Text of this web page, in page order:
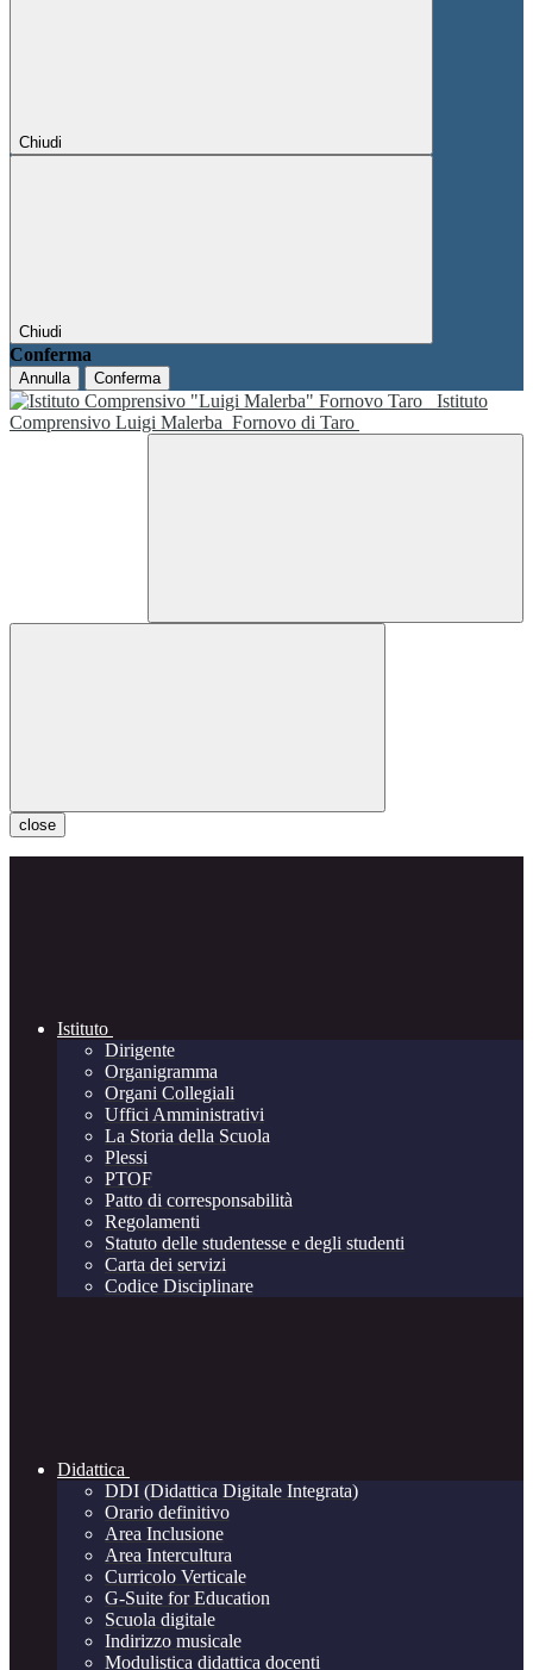
Chiudi
Chiudi
Conferma
Annulla Conferma
Istituto
Comprensivo Luigi Malerba Fornovo di Taro
close
Istituto
Dirigente
Organigramma
Organi Collegiali
Uffici Amministrativi
La Storia della Scuola
Plessi
PTOF
Patto di corresponsabilità
Regolamenti
Statuto delle studentesse e degli studenti
Carta dei servizi
Codice Disciplinare
Didattica
DDI (Didattica Digitale Integrata)
Orario definitivo
Area Inclusione
Area Intercultura
Curricolo Verticale
G-Suite for Education
Scuola digitale
Indirizzo musicale
Modulistica didattica docenti